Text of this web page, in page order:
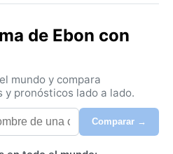
de Ebon con
mundo y compara
pronósticos lado a lado.
Comparar →